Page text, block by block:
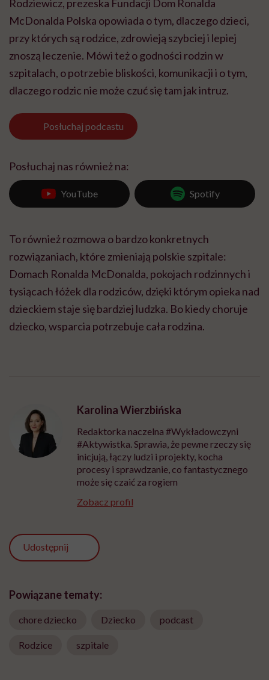
Rodziewicz, prezeska Fundacji Dom Ronalda
McDonalda Polska opowiada o tym, dlaczego dzieci,
przy których są rodzice, zdrowieją szybciej i lepiej
znoszą leczenie. Mówi też o godności rodzin w
szpitalach, o potrzebie bliskości, komunikacji i o tym,
dlaczego rodzic nie może czuć się tam jak intruz.
Posłuchaj podcastu
Posłuchaj nas również na:
YouTube Spotify
To również rozmowa o bardzo konkretnych
rozwiązaniach, które zmieniają polskie szpitale:
Domach Ronalda McDonalda, pokojach rodzinnych i
tysiącach łóżek dla rodziców, dzięki którym opieka nad
dzieckiem staje się bardziej ludzka. Bo kiedy choruje
dziecko, wsparcia potrzebuje cała rodzina.
Karolina Wierzbińska
Redaktorka naczelna #Wykładowczyni
#Aktywistka. Sprawia, że pewne rzeczy się
inicjują, łączy ludzi i projekty, kocha
procesy i sprawdzanie, co fantastycznego
może się czaić za rogiem
Zobacz profil
Udostępnij
Powiązane tematy:
chore dziecko Dziecko podcast
Rodzice szpitale